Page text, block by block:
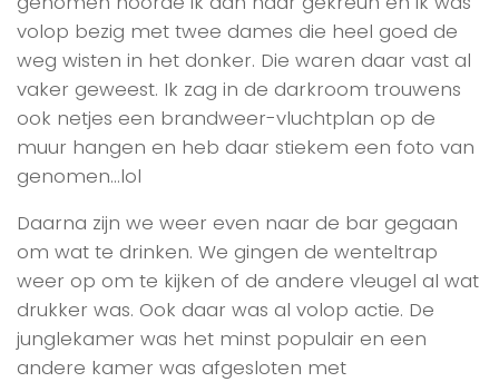
volop bezig met twee dames die heel goed de
weg wisten in het donker. Die waren daar vast al
vaker geweest. Ik zag in de darkroom trouwens
ook netjes een brandweer-vluchtplan op de
muur hangen en heb daar stiekem een foto van
genomen…lol
Daarna zijn we weer even naar de bar gegaan
om wat te drinken. We gingen de wenteltrap
weer op om te kijken of de andere vleugel al wat
drukker was. Ook daar was al volop actie. De
junglekamer was het minst populair en een
andere kamer was afgesloten met